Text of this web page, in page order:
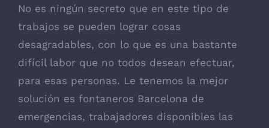
No es ningún secreto que en este tipo de
trabajos se pueden lograr cosas
desagradables, con lo que es una bastante
difícil labor que no todos desean efectuar,
para esas personas. Le tenemos la mejor
solución es fontaneros Barcelona de
emergencias, trabajadores disponibles las